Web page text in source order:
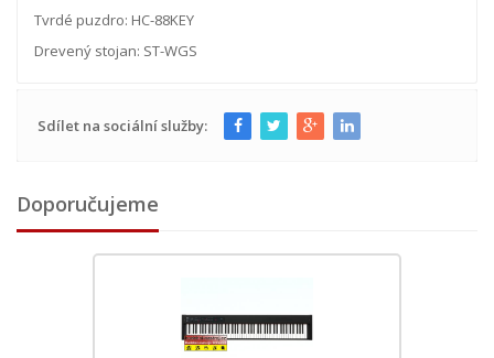
Tvrdé puzdro: HC-88KEY
Drevený stojan: ST-WGS
Sdílet na sociální služby:
Doporučujeme